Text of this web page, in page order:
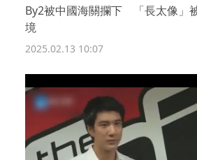
By2被中國海關攔下 「長太像」
境
2025.02.13 10:07